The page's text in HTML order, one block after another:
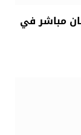
مباشر في